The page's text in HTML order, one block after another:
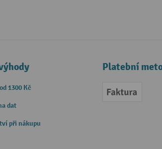
1300 Kč
dat
při nákupu
Platební
Faktura